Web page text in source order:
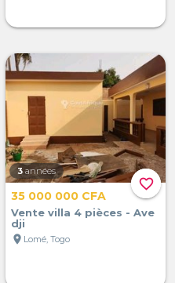
favorite_border
3 années
35 000 000 CFA
Vente villa 4 pièces - Ave
dji
location_on Lomé, Togo